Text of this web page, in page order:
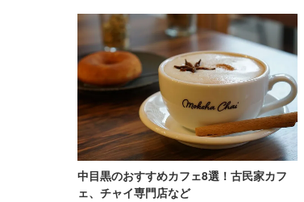
中目黒のおすすめカフェ8選！古民家カフ
ェ、チャイ専門店など